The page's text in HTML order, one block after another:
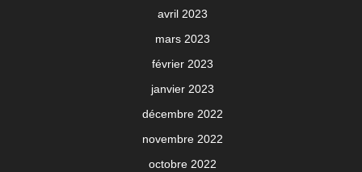
avril 2023
mars 2023
février 2023
janvier 2023
décembre 2022
novembre 2022
octobre 2022